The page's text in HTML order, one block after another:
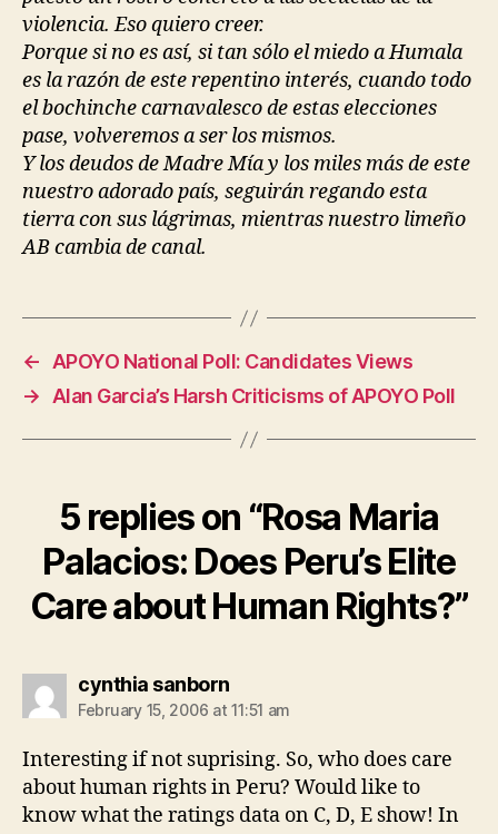
violencia. Eso quiero creer.
Porque si no es así, si tan sólo el miedo a Humala
es la razón de este repentino interés, cuando todo
el bochinche carnavalesco de estas elecciones
pase, volveremos a ser los mismos.
Y los deudos de Madre Mía y los miles más de este
nuestro adorado país, seguirán regando esta
tierra con sus lágrimas, mientras nuestro limeño
AB cambia de canal.
←
APOYO National Poll: Candidates Views
→
Alan Garcia’s Harsh Criticisms of APOYO Poll
5 replies on “Rosa Maria
Palacios: Does Peru’s Elite
Care about Human Rights?”
cynthia sanbornsays:
February 15, 2006 at 11:51 am
Interesting if not suprising. So, who does care
about human rights in Peru? Would like to
know what the ratings data on C, D, E show! In